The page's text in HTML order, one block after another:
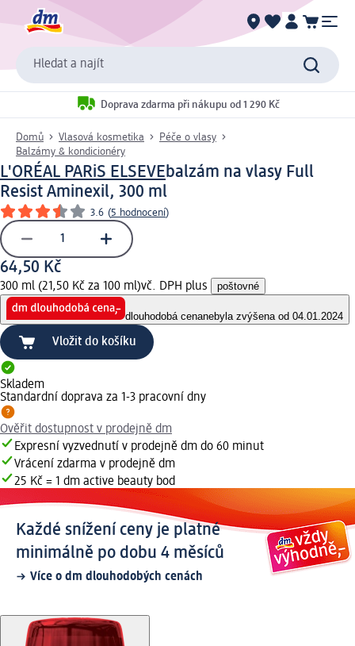
Hledat a najít
Doprava zdarma při nákupu od 1 290 Kč
Domů Vlasová kosmetika
Péče o vlasy
Balzámy & kondicionéry
L'ORÉAL PARiS ELSEVEbalzám na vlasy Full
Resist Aminexil, 300 ml
3.6 (5 hodnocení)
64,50 Kč
300 ml (21,50 Kč za 100 ml)vč. DPH plus poštovné
dlouhodobá cenanebyla zvýšena od 04.01.2024
Vložit do košíku
Skladem
Standardní doprava za 1-3 pracovní dny
Ověřit dostupnost v prodejně dm
Expresní vyzvednutí v prodejně dm do 60 minut
Vrácení zdarma v prodejně dm
25 Kč = 1 dm active beauty bod
Každé snížení ceny je platné
minimálně po dobu 4 měsíců
Více o dm dlouhodobých cenách